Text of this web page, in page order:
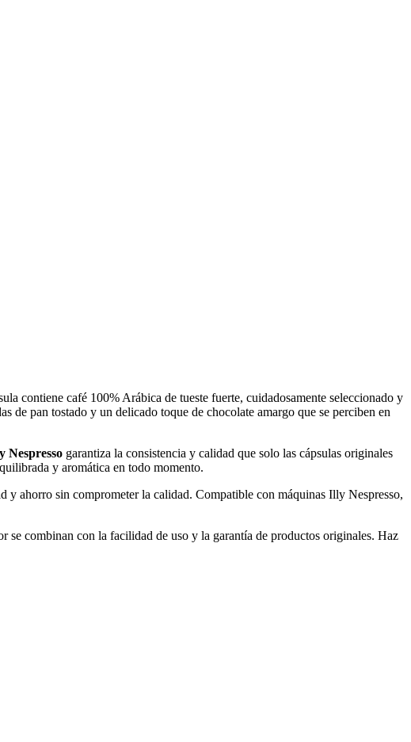
contiene café 100% Arábica de tueste fuerte, cuidadosamente seleccionado y
de pan tostado y un delicado toque de chocolate amargo que se perciben en
Nespresso garantiza la consistencia y calidad que solo las cápsulas originales
y aromática en todo momento.
y ahorro sin comprometer la calidad. Compatible con máquinas Illy Nespresso,
se combinan con la facilidad de uso y la garantía de productos originales. Haz